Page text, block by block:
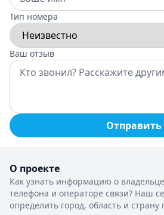
Тип номера
Ваш отзыв
Отправить
О проекте
Как узнать информацию о
телефона и операторе связи? Наш
определить город, область и